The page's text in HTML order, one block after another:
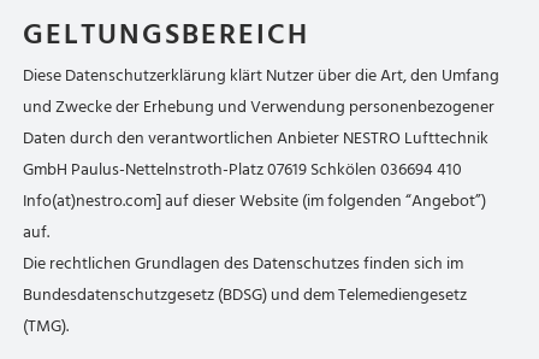
GELTUNGSBEREICH
Diese Datenschutzerklärung klärt Nutzer über die Art, den Umfang
und Zwecke der Erhebung und Verwendung personenbezogener
Daten durch den verantwortlichen Anbieter NESTRO Lufttechnik
GmbH Paulus-Nettelnstroth-Platz 07619 Schkölen 036694 410
Info(at)nestro.com] auf dieser Website (im folgenden “Angebot”)
auf.
Die rechtlichen Grundlagen des Datenschutzes finden sich im
Bundesdatenschutzgesetz (BDSG) und dem Telemediengesetz
(TMG).